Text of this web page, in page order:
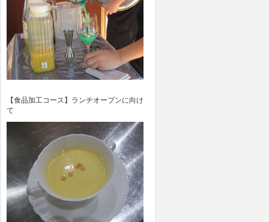
【食品加工コース】ランチオープンに向け
て